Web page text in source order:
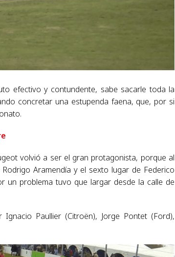
efectivo y contundente, sabe sacarle toda la
concretar una estupenda faena, que, por si
volvió a ser el gran protagonista, porque al
Aramendía y el sexto lugar de Federico
un problema tuvo que largar desde la calle de
Paullier (Citroën), Jorge Pontet (Ford),